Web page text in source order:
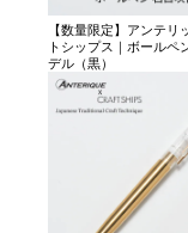
【数量限定】アンテリ
トシップス｜ボールペ
デル（黒）